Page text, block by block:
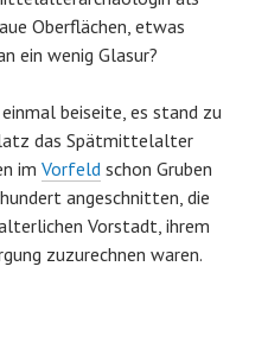
Oberflächen, etwas
ein wenig Glasur?
beiseite, es stand zu
das Spätmittelalter
im Vorfeld schon Gruben
angeschnitten, die
Vorstadt, ihrem
zuzurechnen waren.